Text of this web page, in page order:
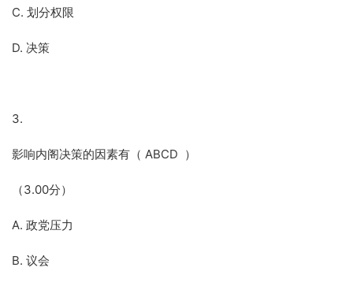
C. 划分权限
D. 决策
3.
影响内阁决策的因素有（ ABCD ）
（3.00分）
A. 政党压力
B. 议会